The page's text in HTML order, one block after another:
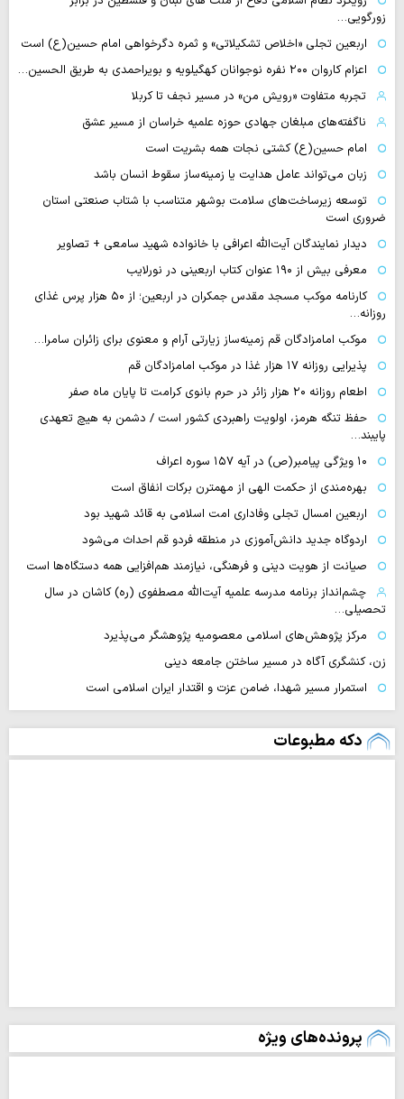
زورگویی…
اربعین تجلی «اخلاص تشکیلاتی» و ثمره دگرخواهی امام حسین(ع) است
اعزام کاروان ۲۰۰ نفره نوجوانان کهگیلویه و بویراحمدی به طریق الحسین…
تجربه متفاوت «رویش من» در مسیر نجف تا کربلا
ناگفته‌های مبلغان جهادی حوزه علمیه خراسان از مسیر عشق
امام حسین(ع) کشتی نجات همه بشریت است
زبان می‌تواند عامل هدایت یا زمینه‌ساز سقوط انسان باشد
توسعه زیرساخت‌های سلامت بوشهر متناسب با شتاب صنعتی استان
ضروری است
دیدار نمایندگان آیت‌الله اعرافی با خانواده شهید سامعی + تصاویر
معرفی بیش از ۱۹۰ عنوان کتاب اربعینی در نورلایب
کارنامه موکب مسجد مقدس جمکران در اربعین؛ از ۵۰ هزار پرس غذای
روزانه…
موکب امامزادگان قم زمینه‌ساز زیارتی آرام و معنوی برای زائران سامرا…
پذیرایی روزانه ۱۷ هزار غذا در موکب امامزادگان قم
اطعام روزانه ۲۰ هزار زائر در حرم بانوی کرامت تا پایان ماه صفر
حفظ تنگه هرمز، اولویت راهبردی کشور است / دشمن به هیچ تعهدی
پایبند…
۱۰ ویژگی پیامبر(ص) در آیه ۱۵۷ سوره اعراف
بهره‌مندی از حکمت الهی از مهمترن برکات انفاق است
اربعین امسال تجلی وفاداری امت اسلامی به قائد شهید بود
اردوگاه جدید دانش‌آموزی در منطقه فردو قم احداث می‌شود
صیانت از هویت دینی و فرهنگی، نیازمند هم‌افزایی همه دستگاه‌ها است
چشم‌انداز برنامه مدرسه علمیه آیت‌الله مصطفوی (ره) کاشان در سال
تحصیلی…
مرکز پژوهش‌های اسلامی معصومیه پژوهشگر می‌پذیرد
زن، کنشگری آگاه در مسیر ساختن جامعه دینی
استمرار مسیر شهدا، ضامن عزت و اقتدار ایران اسلامی است
دکه مطبوعات
پرونده‌های ویژه